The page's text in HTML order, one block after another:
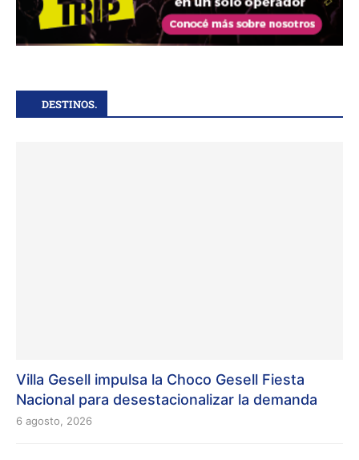
DESTINOS.
Villa Gesell impulsa la Choco Gesell Fiesta
Nacional para desestacionalizar la demanda
6 agosto, 2026